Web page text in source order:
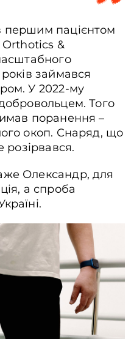
першим пацієнтом
&
займався
У 2022-му
Того
поранення –
окоп. Снаряд, що
розірвався.
Олександр, для
а спроба